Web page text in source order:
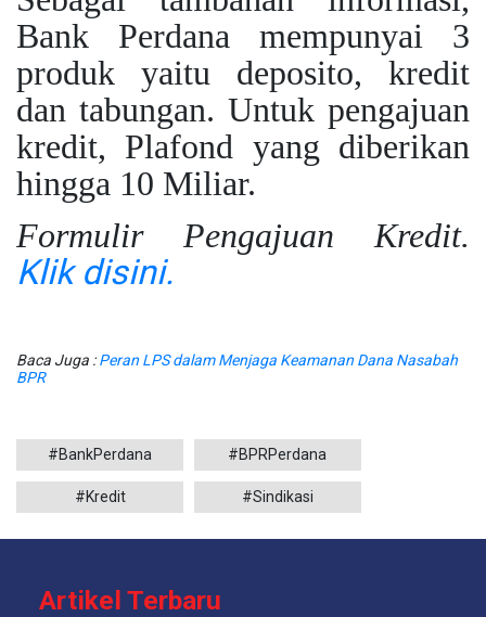
Bank Perdana mempunyai 3
produk yaitu deposito, kredit
dan tabungan. Untuk pengajuan
kredit, Plafond yang diberikan
hingga 10 Miliar.
Formulir Pengajuan Kredit.
Klik disini.
Baca Juga :Peran LPS dalam Menjaga Keamanan Dana Nasabah
BPR
#BankPerdana #BPRPerdana
#Kredit #Sindikasi
Artikel Terbaru